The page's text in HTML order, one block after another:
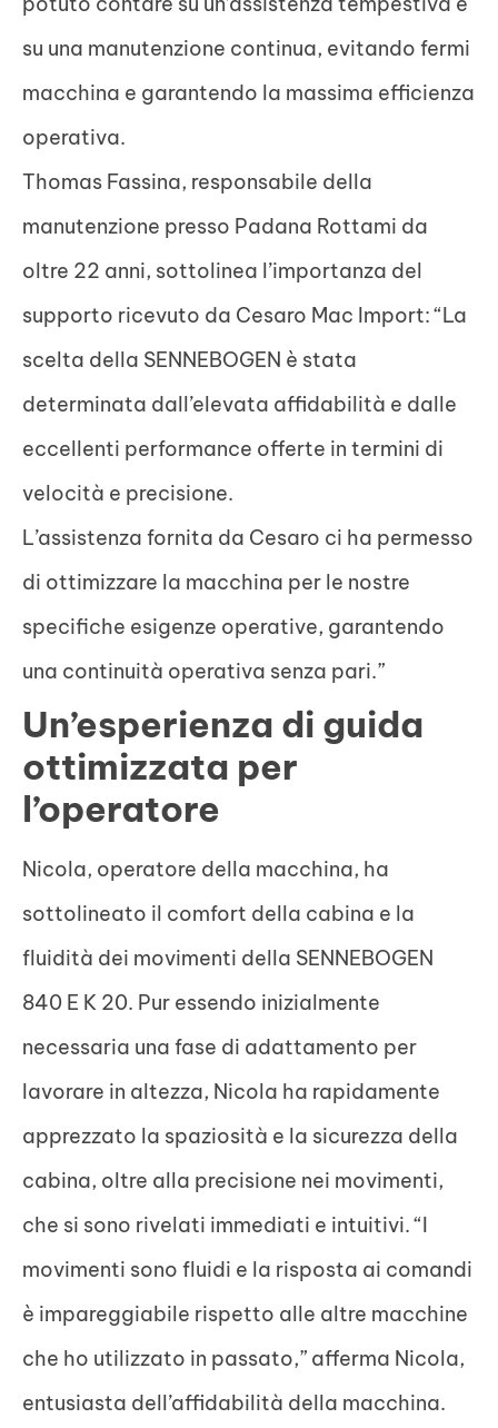
su una manutenzione continua, evitando fermi
macchina e garantendo la massima efficienza
operativa.
Thomas Fassina, responsabile della
manutenzione presso Padana Rottami da
oltre 22 anni, sottolinea l’importanza del
supporto ricevuto da Cesaro Mac Import: “La
scelta della SENNEBOGEN è stata
determinata dall’elevata affidabilità e dalle
eccellenti performance offerte in termini di
velocità e precisione.
L’assistenza fornita da Cesaro ci ha permesso
di ottimizzare la macchina per le nostre
specifiche esigenze operative, garantendo
una continuità operativa senza pari.”
Un’esperienza di guida
ottimizzata per
l’operatore
Nicola, operatore della macchina, ha
sottolineato il comfort della cabina e la
fluidità dei movimenti della SENNEBOGEN
840 E K 20. Pur essendo inizialmente
necessaria una fase di adattamento per
lavorare in altezza, Nicola ha rapidamente
apprezzato la spaziosità e la sicurezza della
cabina, oltre alla precisione nei movimenti,
che si sono rivelati immediati e intuitivi. “I
movimenti sono fluidi e la risposta ai comandi
è impareggiabile rispetto alle altre macchine
che ho utilizzato in passato,” afferma Nicola,
entusiasta dell’affidabilità della macchina.